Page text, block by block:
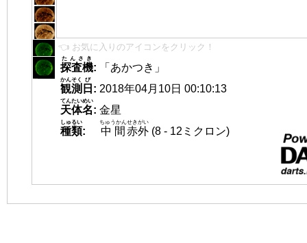
👈 お気に入りのアイコンをクリック！
探査機
たんさき
:
「あかつき」
観測
かんそく
日
び
: 2018年04月10日 00:10:13
天体名
てんたいめい
: 金星
種類
しゅるい
: 中間
ちゅうかん
赤外
せきがい
(8 - 12ミクロン)